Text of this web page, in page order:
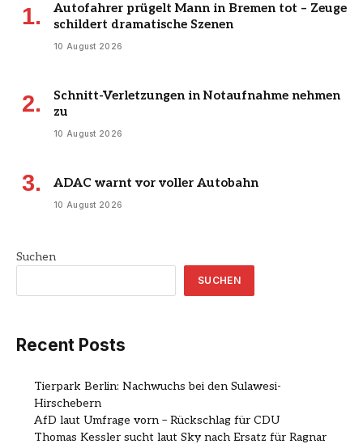
Autofahrer prügelt Mann in Bremen tot – Zeuge
schildert dramatische Szenen
10 August 2026
Schnitt-Verletzungen in Notaufnahme nehmen
zu
10 August 2026
ADAC warnt vor voller Autobahn
10 August 2026
Suchen
SUCHEN
Recent Posts
Tierpark Berlin: Nachwuchs bei den Sulawesi-
Hirschebern
AfD laut Umfrage vorn – Rückschlag für CDU
Thomas Kessler sucht laut Sky nach Ersatz für Ragnar